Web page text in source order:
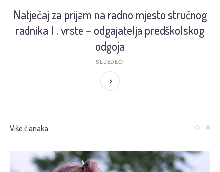
Natječaj za prijam na radno mjesto stručnog
radnika II. vrste – odgajatelja predškolskog
odgoja
SLJEDEĆI
Više članaka